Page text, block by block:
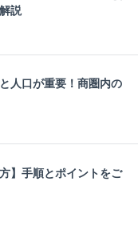
説
人口が重要！商圏内の
】手順とポイントをご